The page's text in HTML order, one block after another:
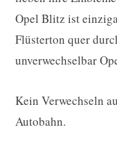
Opel Blitz ist
Flüsterton quer
unverwechselbar
Kein Verwechseln
Autobahn.